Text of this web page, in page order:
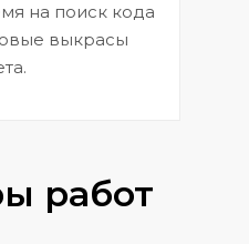
на поиск кода
выкрасы
работ